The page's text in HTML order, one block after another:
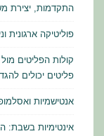
מדי,
העמותות
פיקוד
ההסברה
התקדמות, יצירת
פוליטיקה ארגונית
קולות הפליטים
פליטים יכולים
אנטישמיות
אינטימיות בשבת: